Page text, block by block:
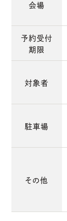
会場
予約受付
期限
対象者
駐車場
その他